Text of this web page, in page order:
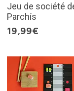
Jeu de société
Parchís
19,99€